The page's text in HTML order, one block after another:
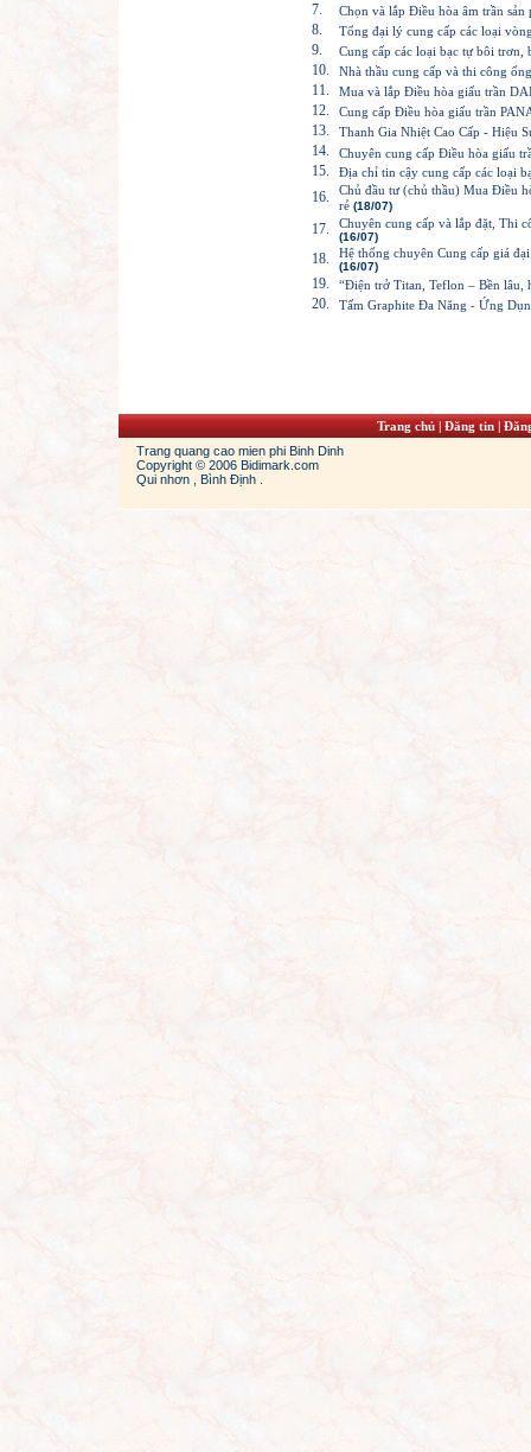
7. Chọn và lắp Điều hòa âm trần sản
8. Tổng đại lý cung cấp các loại
9. Cung cấp các loại bạc tự bôi trơn,
10. Nhà thầu cung cấp và thi công
11. Mua và lắp Điều hòa giấu trần
12. Cung cấp Điều hòa giấu trần
13. Thanh Gia Nhiệt Cao Cấp - Hiệu
14. Chuyên cung cấp Điều hòa giấu
15. Địa chỉ tin cậy cung cấp các loại
16.
Chủ đầu tư (chủ thầu) Mua Điều
rẻ (18/07)
17. Chuyên cung cấp và lắp đặt, Thi
(16/07)
18. Hệ thống chuyên Cung cấp giá
(16/07)
19. “Điện trở Titan, Teflon – Bền lâu,
20. Tấm Graphite Đa Năng - Ứng
Trang chủ|Đăng tin|
Trang quang cao mien phi Binh Dinh
Copyright © 2006 Bidimark.com
Qui nhơn , Bình Định .